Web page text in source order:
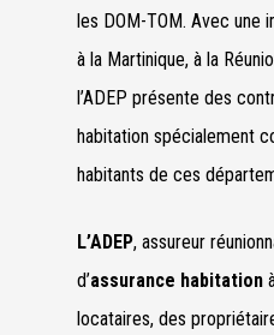
les DOM-TOM. Avec une
à la Martinique, à la
l’ADEP présente des
habitation spécialement
habitants de ces
L’ADEP, assureur
d’assurance habitation
locataires, des